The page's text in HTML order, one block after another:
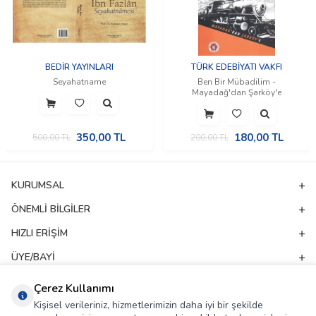
BEDİR YAYINLARI
Seyahatname
500,00TL 350,00 TL
TÜRK EDEBİYATI VAKFI
Ben Bir Mübadilim -
Mayadağ'dan Şarköy'e
200,00TL 180,00TL
KURUMSAL
ÖNEMLI BILGILER
HIZLI ERIŞIM
ÜYE/BAYI
ADRES & İLETIŞIM
Çerez Kullanımı
Kişisel verileriniz, hizmetlerimizin daha iyi bir şekilde